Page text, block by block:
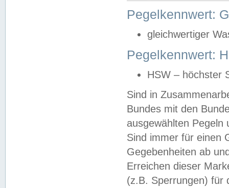
Pegelkennwert:
gleichwertiger
Pegelkennwert:
HSW – höchster
Sind in
Bundes mit den
ausgewählten
Sind immer für einen
Gegebenheiten ab
Erreichen dieser
(z.B. Sperrungen) für